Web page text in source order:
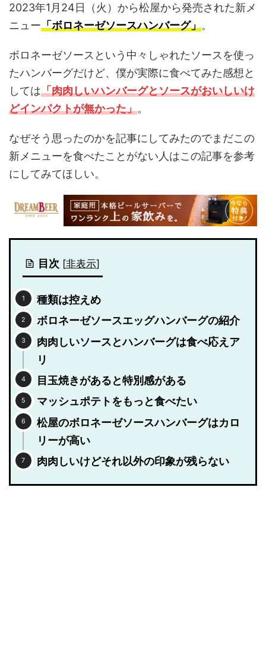
2023年1月24日（火）から松屋から発売された新メ
ニュー「ボロネーゼソースハンバーグ」。
ボロネーゼソースという中々しゃれたソースを使っ
たハンバーグだけど、僕が実際に食べてみた感想と
しては「肉肉しいハンバーグとソースがおいしいけ
どインパクトが無かった」。
なぜそう思ったのかを記事にしてみたのでまだこの
新メニューを食べたことがない人はこの記事を参考
にしてみてほしい。
目次 [非表示]
種類は控えめ
ボロネーゼソースエッグハンバーグの紹介
肉肉しいソースとハンバーグは食べ応えア
リ
目玉焼きがあると特別感がある
マッシュポテトをもっと食べたい
松屋のボロネーゼソースハンバーグはカロ
リーが高い
肉肉しいけどそれ以外の印象が残らない